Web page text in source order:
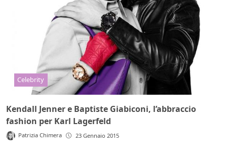
Celebrity
Kendall Jenner e Baptiste Giabiconi, l’abbraccio
fashion per Karl Lagerfeld
Patrizia Chimera 23 Gennaio 2015